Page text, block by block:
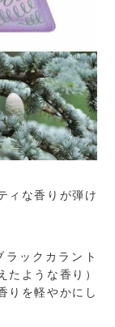
ィな香りが弾け
ックカラント
たような香り）
りを軽やかにし